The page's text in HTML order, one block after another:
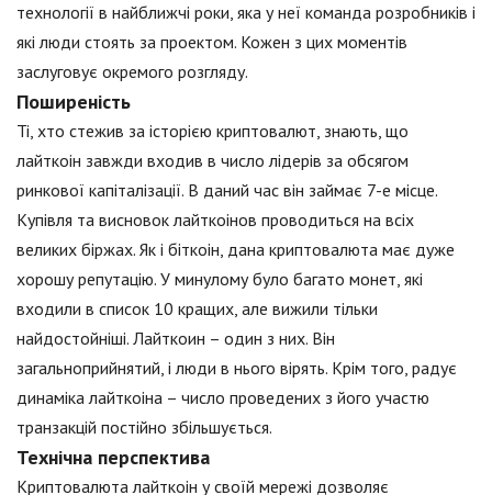
технології в найближчі роки, яка у неї команда розробників і
які люди стоять за проектом. Кожен з цих моментів
заслуговує окремого розгляду.
Поширеність
Ті, хто стежив за історією криптовалют, знають, що
лайткоін завжди входив в число лідерів за обсягом
ринкової капіталізації. В даний час він займає 7-е місце.
Купівля та висновок лайткоінов проводиться на всіх
великих біржах. Як і біткоін, дана криптовалюта має дуже
хорошу репутацію. У минулому було багато монет, які
входили в список 10 кращих, але вижили тільки
найдостойніші. Лайткоин – один з них. Він
загальноприйнятий, і люди в нього вірять. Крім того, радує
динаміка лайткоіна – число проведених з його участю
транзакцій постійно збільшується.
Технічна перспектива
Криптовалюта лайткоін у своїй мережі дозволяє